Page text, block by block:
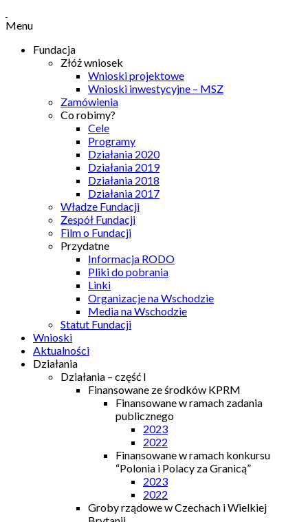
Menu
Fundacja
Złóż wniosek
Wnioski projektowe
Wnioski inwestycyjne – MSZ
Zamówienia
Co robimy?
Cele
Programy
Działania 2020
Działania 2019
Działania 2018
Działania 2017
Władze Fundacji
Zespół Fundacji
Film o Fundacji
Przydatne
Informacja RODO
Pliki do pobrania
Linki
Organizacje na Wschodzie
Media na Wschodzie
Statut Fundacji
Wnioski
Aktualności
Działania
Działania – część I
Finansowane ze środków KPRM
Finansowane w ramach zadania
publicznego
2023
2022
Finansowane w ramach konkursu
“Polonia i Polacy za Granicą”
2023
2022
Groby rządowe w Czechach i Wielkiej